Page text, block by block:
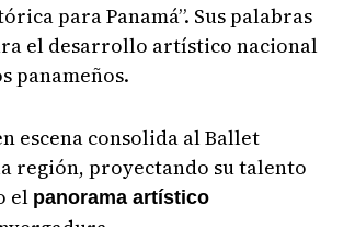
para Panamá”. Sus palabras
el desarrollo artístico nacional
panameños.
escena consolida al Ballet
región, proyectando su talento
el panorama artístico